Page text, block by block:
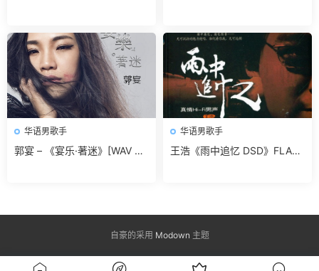
华语男歌手
郭宴 – 《宴乐·著迷》[WAV 无
华语男歌手
王浩《雨中追忆 DSD》FLAC
自豪的采用 Modown 主题